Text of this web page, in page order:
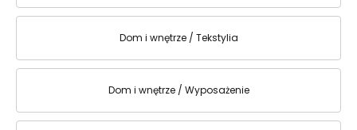
Dom i wnętrze / Tekstylia
Dom i wnętrze / Wyposażenie